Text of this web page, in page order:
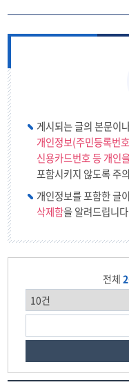
게시되는 글의 본문이
개인정보(주민등록번
신용카드번호 등 개인
포함시키지 않도록 주
개인정보를 포함한 글
삭제함을 알려드립니
전체